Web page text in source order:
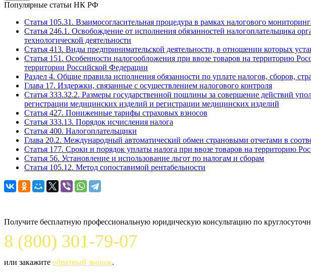
Популярные статьи НК РФ
Статья 105.31. Взаимосогласительная процедура в рамках налогового
Статья 246.1. Освобождение от исполнения обязанностей налогоплательщика
технологической деятельности
Статья 413. Виды предпринимательской деятельности, в отношении которых
Статья 151. Особенности налогообложения при ввозе товаров на территорию
территории Российской Федерации
Раздел 4. Общие правила исполнения обязанности по уплате налогов, сборов,
Глава 17. Издержки, связанные с осуществлением налогового контроля
Статья 333.32.2. Размеры государственной пошлины за совершение действий
регистрации медицинских изделий и регистрации медицинских изделий
Статья 427. Пониженные тарифы страховых взносов
Статья 333.13. Порядок исчисления налога
Статья 400. Налогоплательщики
Глава 20.2. Международный автоматический обмен страновыми отчетами в
Статья 177. Сроки и порядок уплаты налога при ввозе товаров на территорию
Статья 56. Установление и использование льгот по налогам и сборам
Статья 105.12. Метод сопоставимой рентабельности
Получите бесплатную профессиональную юридическую консультацию по
8 (800) 301-79-07
или закажите обратный звонок.